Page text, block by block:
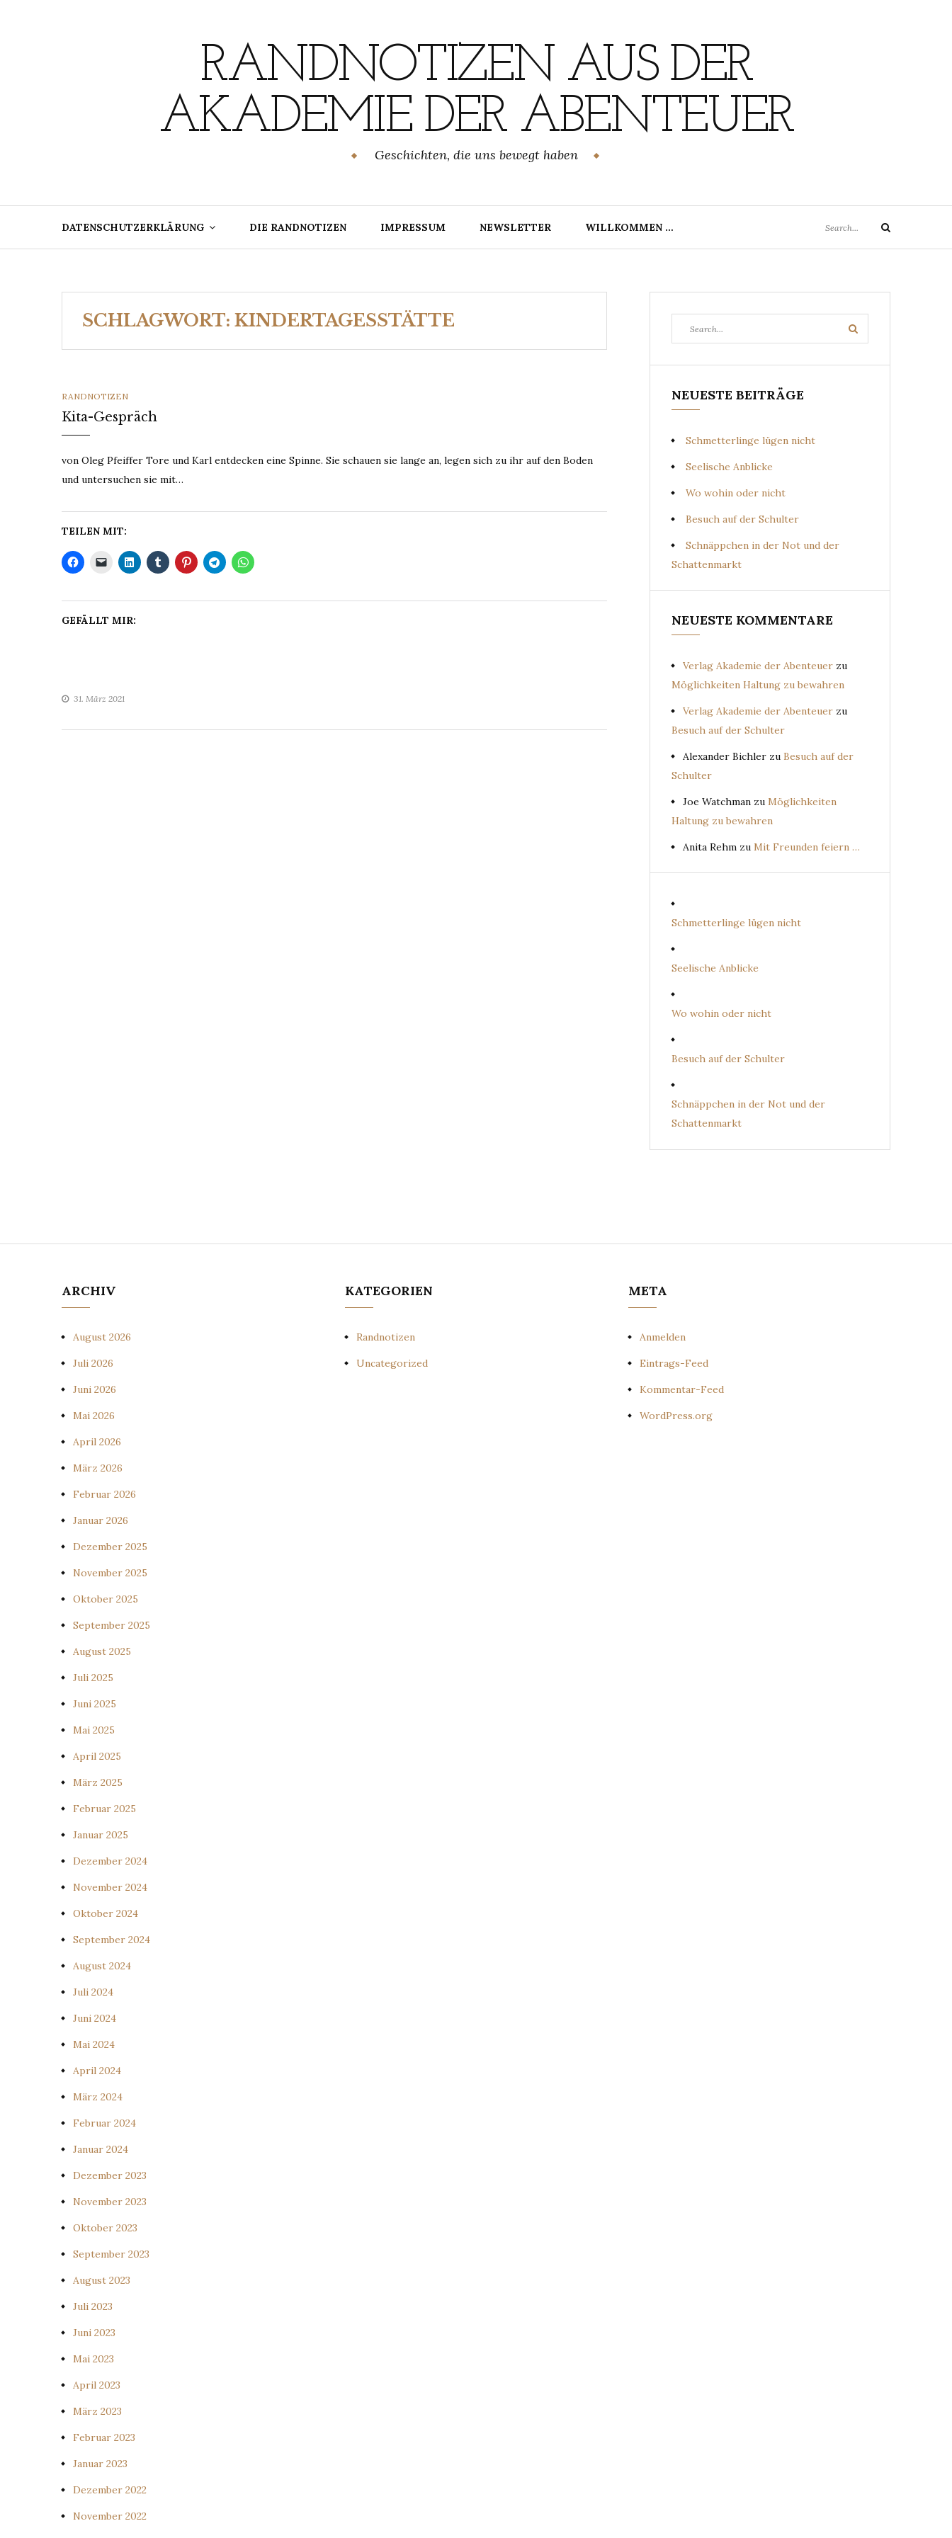
RANDNOTIZEN AUS DER
AKADEMIE DER ABENTEUER
Geschichten, die uns bewegt haben
DATENSCHUTZERKLÄRUNG DIE RANDNOTIZEN IMPRESSUM NEWSLETTER WILLKOMMEN …
for:
Search
SCHLAGWORT: KINDERTAGESSTÄTTE
CATEGORIES
RANDNOTIZEN
Kita-Gespräch
von Oleg Pfeiffer Tore und Karl entdecken eine Spinne. Sie schauen sie lange an, legen sich zu ihr auf den Boden
und untersuchen sie mit…
TEILEN MIT:
GEFÄLLT MIR:
31. März 2021
for:
Search
NEUESTE BEITRÄGE
Schmetterlinge lügen nicht
Seelische Anblicke
Wo wohin oder nicht
Besuch auf der Schulter
Schnäppchen in der Not und der
Schattenmarkt
NEUESTE KOMMENTARE
Verlag Akademie der Abenteuer zu
Möglichkeiten Haltung zu bewahren
Verlag Akademie der Abenteuer zu
Besuch auf der Schulter
Alexander Bichler zu Besuch auf der
Schulter
Joe Watchman zu Möglichkeiten
Haltung zu bewahren
Anita Rehm zu Mit Freunden feiern …
Schmetterlinge lügen nicht
Seelische Anblicke
Wo wohin oder nicht
Besuch auf der Schulter
Schnäppchen in der Not und der
Schattenmarkt
ARCHIV
August 2026
Juli 2026
Juni 2026
Mai 2026
April 2026
März 2026
Februar 2026
Januar 2026
Dezember 2025
November 2025
Oktober 2025
September 2025
August 2025
Juli 2025
Juni 2025
Mai 2025
April 2025
März 2025
Februar 2025
Januar 2025
Dezember 2024
November 2024
Oktober 2024
September 2024
August 2024
Juli 2024
Juni 2024
Mai 2024
April 2024
März 2024
Februar 2024
Januar 2024
Dezember 2023
November 2023
Oktober 2023
September 2023
August 2023
Juli 2023
Juni 2023
Mai 2023
April 2023
März 2023
Februar 2023
Januar 2023
Dezember 2022
November 2022
KATEGORIEN
Randnotizen
Uncategorized
META
Anmelden
Eintrags-Feed
Kommentar-Feed
WordPress.org